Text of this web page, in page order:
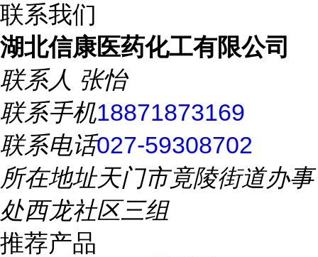
联系我们
湖北信康医药化工有限公司
联系人 张怡
联系手机18871873169
联系电话027-59308702
所在地址天门市竟陵街道办事
处西龙社区三组
推荐产品